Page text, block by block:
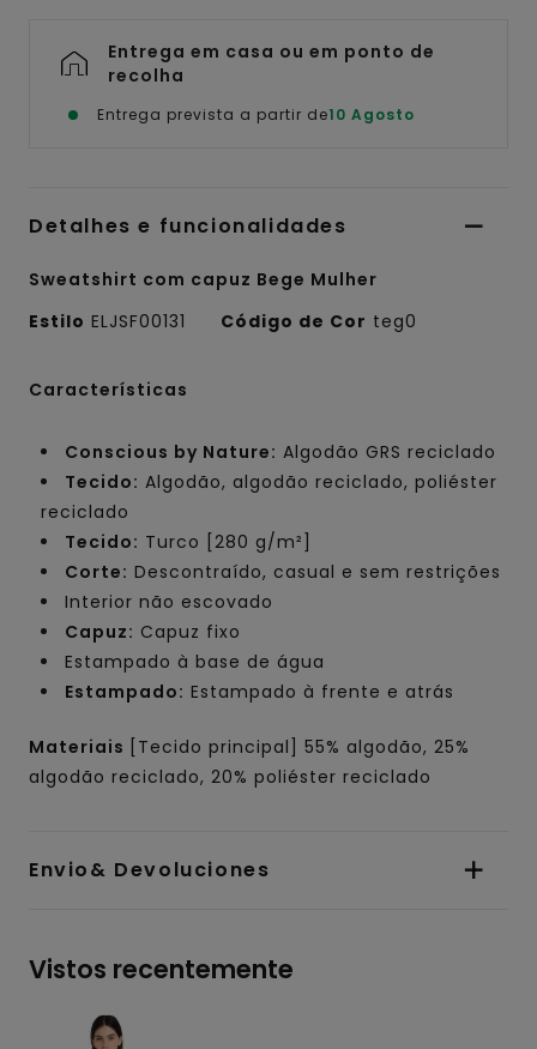
Entrega em casa ou em ponto de
recolha
Entrega prevista a partir de10 Agosto
Detalhes e funcionalidades
Sweatshirt com capuz Bege Mulher
Estilo ELJSF00131 Código de Cor teg0
Características
Conscious by Nature: Algodão GRS reciclado
Tecido: Algodão, algodão reciclado, poliéster
reciclado
Tecido: Turco [280 g/m²]
Corte: Descontraído, casual e sem restrições
Interior não escovado
Capuz: Capuz fixo
Estampado à base de água
Estampado: Estampado à frente e atrás
Materiais
[Tecido principal] 55% algodão, 25%
algodão reciclado, 20% poliéster reciclado
Envio& Devoluciones
Vistos recentemente